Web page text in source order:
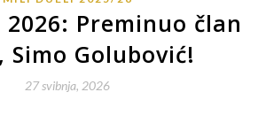
Preminuo član
Simo Golubović!
27 svibnja, 2026